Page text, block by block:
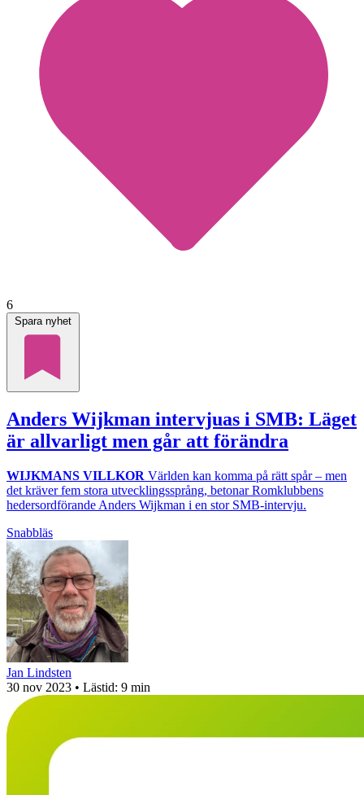
6
Spara nyhet
Anders Wijkman intervjuas i SMB: Läget
är allvarligt men går att förändra
WIJKMANS VILLKOR Världen kan komma på rätt spår – men
det kräver fem stora utvecklingssprång, betonar Romklubbens
hedersordförande Anders Wijkman i en stor SMB-intervju.
Snabbläs
Jan Lindsten
30 nov 2023 • Lästid: 9 min